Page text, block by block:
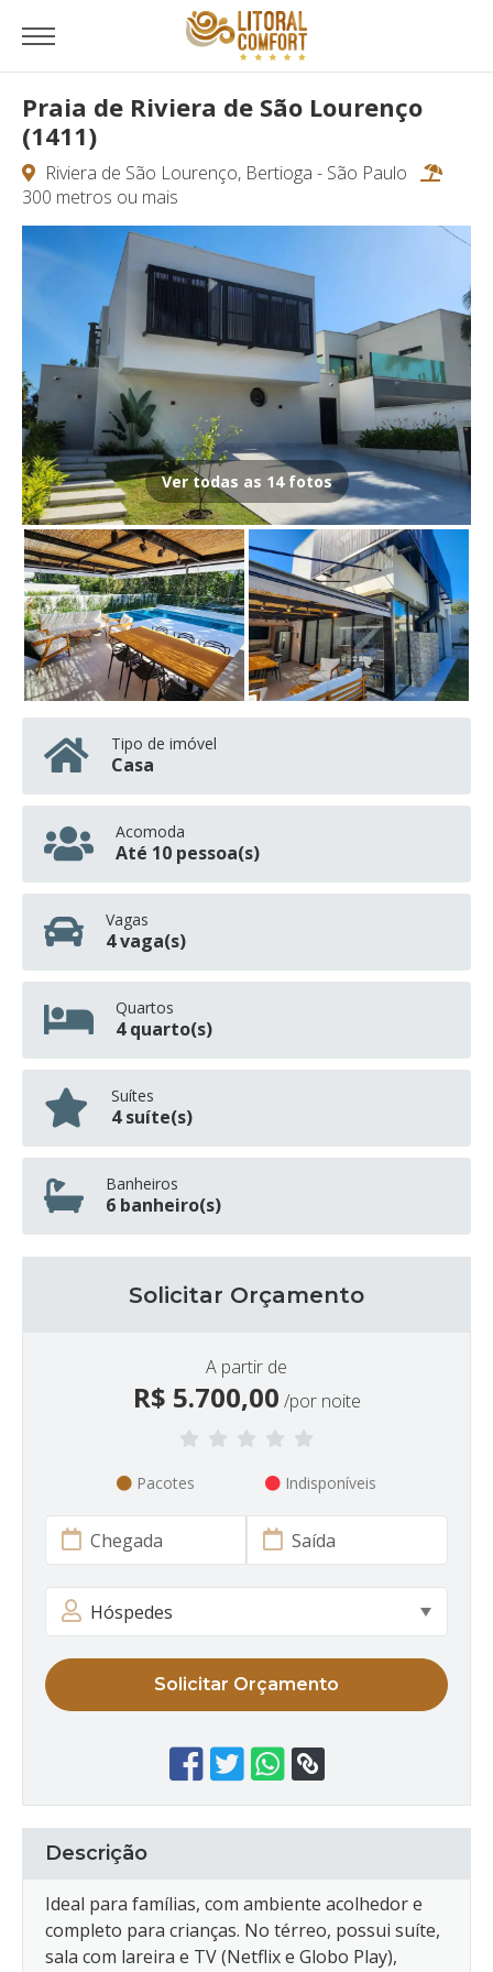
Praia de Riviera de São Lourenço
(1411)
Riviera de São Lourenço, Bertioga - São Paulo
300 metros ou mais
Ver todas as 14 fotos
Tipo de imóvel
Casa
Acomoda
Até 10 pessoa(s)
Vagas
4 vaga(s)
Quartos
4 quarto(s)
Suítes
4 suíte(s)
Banheiros
6 banheiro(s)
Solicitar Orçamento
A partir de
R$ 5.700,00 /por noite
Pacotes Indisponíveis
Solicitar Orçamento
Descrição
Ideal para famílias, com ambiente acolhedor e
completo para crianças. No térreo, possui suíte,
sala com lareira e TV (Netflix e Globo Play),